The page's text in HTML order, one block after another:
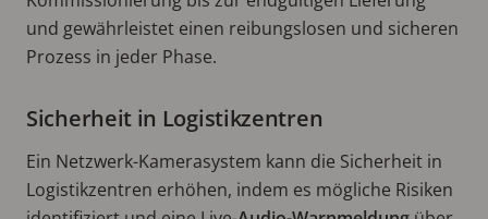
und gewährleistet einen reibungslosen und sicheren
Prozess in jeder Phase.
Sicherheit in Logistikzentren
Ein Netzwerk-Kamerasystem kann die Sicherheit in
Logistikzentren erhöhen, indem es mögliche Risiken